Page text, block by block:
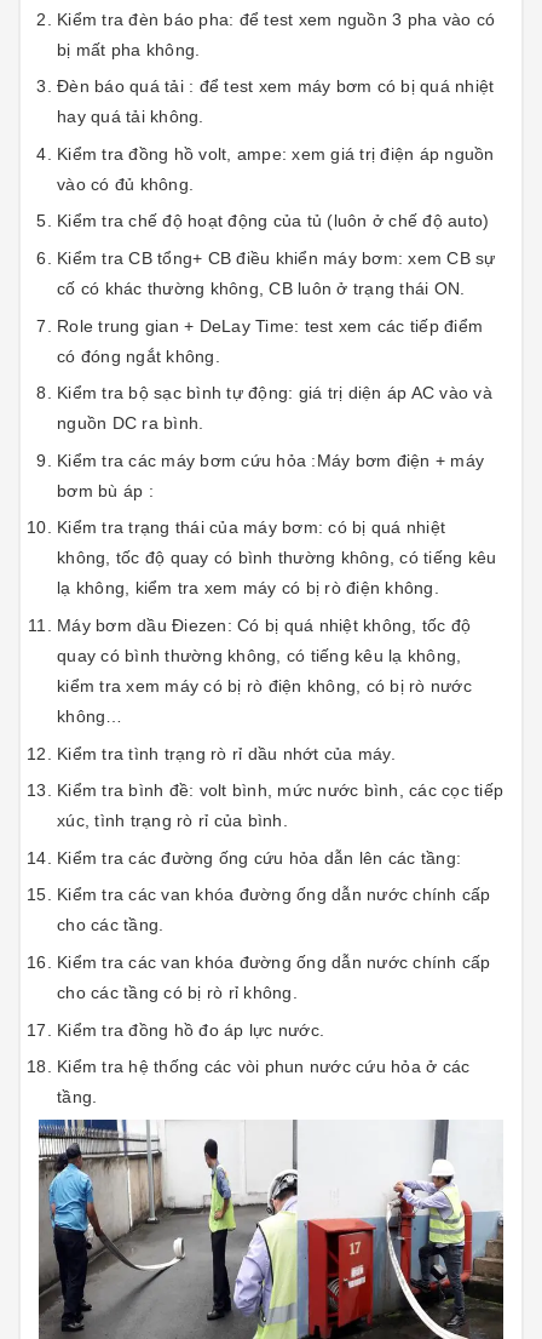
Kiểm tra đèn báo pha: để test xem nguồn 3 pha vào có
bị mất pha không.
Đèn báo quá tải : để test xem máy bơm có bị quá nhiệt
hay quá tải không.
Kiểm tra đồng hồ volt, ampe: xem giá trị điện áp nguồn
vào có đủ không.
Kiểm tra chế độ hoạt động của tủ (luôn ở chế độ auto)
Kiểm tra CB tổng+ CB điều khiển máy bơm: xem CB sự
cố có khác thường không, CB luôn ở trạng thái ON.
Role trung gian + DeLay Time: test xem các tiếp điểm
có đóng ngắt không.
Kiểm tra bộ sạc bình tự động: giá trị diện áp AC vào và
nguồn DC ra bình.
Kiểm tra các máy bơm cứu hỏa :Máy bơm điện + máy
bơm bù áp :
Kiểm tra trạng thái của máy bơm: có bị quá nhiệt
không, tốc độ quay có bình thường không, có tiếng kêu
lạ không, kiểm tra xem máy có bị rò điện không.
Máy bơm dầu Điezen: Có bị quá nhiệt không, tốc độ
quay có bình thường không, có tiếng kêu lạ không,
kiểm tra xem máy có bị rò điện không, có bị rò nước
không…
Kiểm tra tình trạng rò rỉ dầu nhớt của máy.
Kiểm tra bình đề: volt bình, mức nước bình, các cọc tiếp
xúc, tình trạng rò rỉ của bình.
Kiểm tra các đường ống cứu hỏa dẫn lên các tầng:
Kiểm tra các van khóa đường ống dẫn nước chính cấp
cho các tầng.
Kiểm tra các van khóa đường ống dẫn nước chính cấp
cho các tầng có bị rò rỉ không.
Kiểm tra đồng hồ đo áp lực nước.
Kiểm tra hệ thống các vòi phun nước cứu hỏa ở các
tầng.